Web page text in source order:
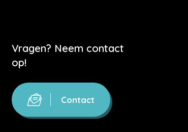
Vragen? Neem contact
op!
Contact